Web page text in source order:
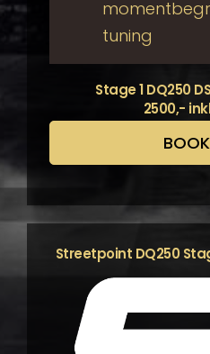
tuning
Stage 1 DQ250
2500,-
Streetpoint DQ250